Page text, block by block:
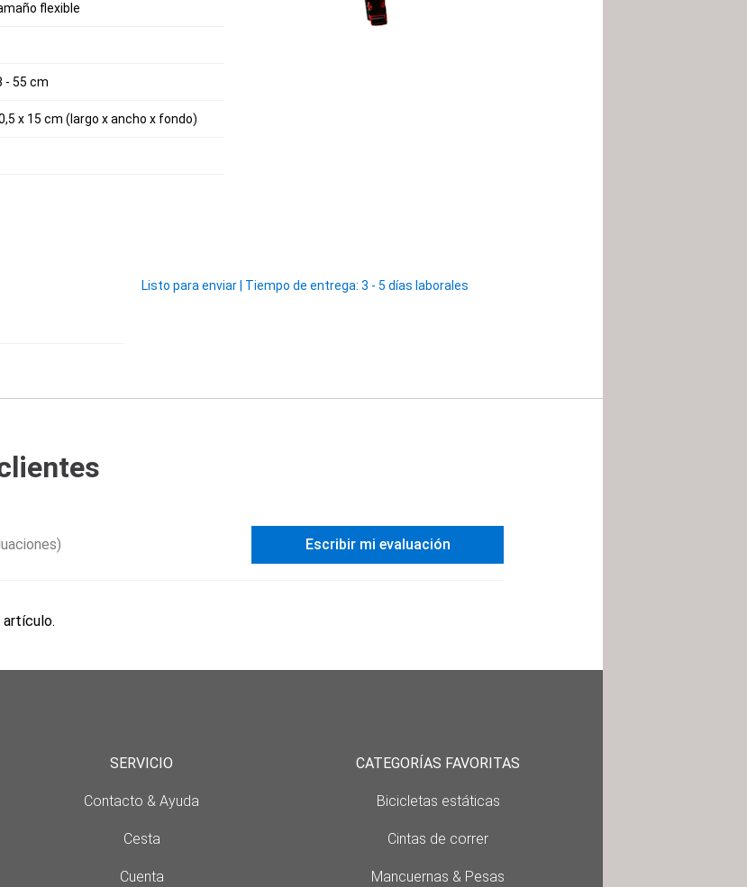
flexible
- 55 cm
x 15 cm (largo x ancho x fondo)
Listo para enviar Tiempo de entrega: 3 - 5 días laborales
Escribir mi evaluación
artículo.
SERVICIO
Contacto & Ayuda
Cesta
Cuenta
CATEGORÍAS FAVORITAS
Bicicletas estáticas
Cintas de correr
Mancuernas & Pesas